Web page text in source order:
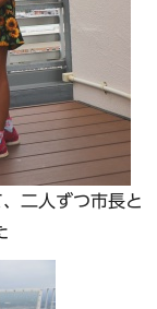
二人ずつ市長と